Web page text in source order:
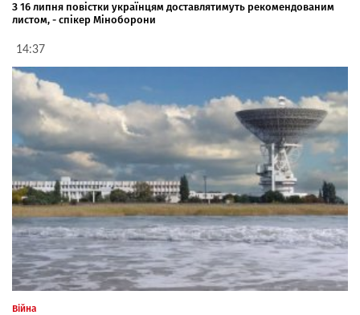
З 16 липня повістки українцям доставлятимуть рекомендованим
листом, - спікер Міноборони
14:37
Війна